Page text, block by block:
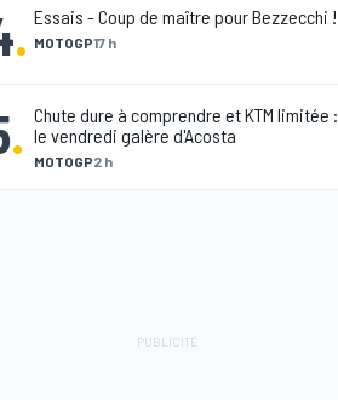
. MOTOGP17 h
Essais - Coup de maître pour Bezzecchi !
. MOTOGP2 h
Chute dure à comprendre et KTM limitée :
le vendredi galère d'Acosta